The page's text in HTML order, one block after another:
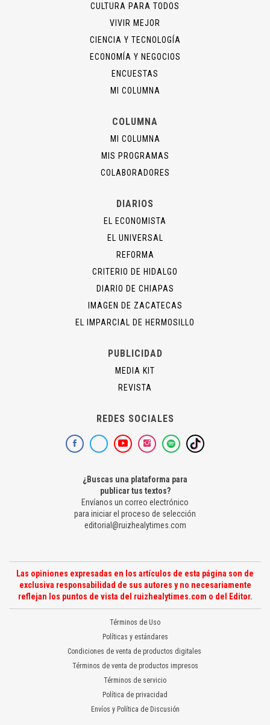
CULTURA PARA TODOS
VIVIR MEJOR
CIENCIA Y TECNOLOGÍA
ECONOMÍA Y NEGOCIOS
ENCUESTAS
MI COLUMNA
COLUMNA
MI COLUMNA
MIS PROGRAMAS
COLABORADORES
DIARIOS
EL ECONOMISTA
EL UNIVERSAL
REFORMA
CRITERIO DE HIDALGO
DIARIO DE CHIAPAS
IMAGEN DE ZACATECAS
EL IMPARCIAL DE HERMOSILLO
PUBLICIDAD
MEDIA KIT
REVISTA
REDES SOCIALES
¿Buscas una plataforma para
publicar tus textos?
Envíanos un correo electrónico
para iniciar el proceso de selección
editorial@ruizhealytimes.com
Las opiniones expresadas en los artículos de esta página son de
exclusiva responsabilidad de sus autores y no necesariamente
reflejan los puntos de vista del ruizhealytimes.com o del Editor.
Términos de Uso
Políticas y estándares
Condiciones de venta de productos digitales
Términos de venta de productos impresos
Términos de servicio
Política de privacidad
Envíos y Política de Discusión